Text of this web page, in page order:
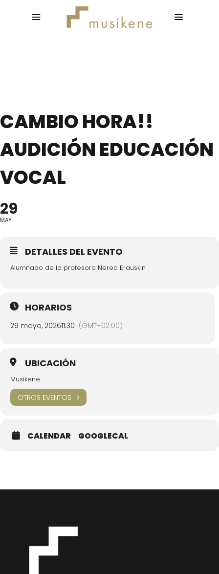
CAMBIO HORA!!
AUDICIÓN EDUCACIÓN
VOCAL
29
MAY
DETALLES DEL EVENTO
Alumnado de la profesora Nerea Erauskin
HORARIOS
29 mayo, 202611:30 (GMT+02:00)
UBICACIÓN
Musikene
OTROS EVENTOS
CALENDAR GOOGLECAL